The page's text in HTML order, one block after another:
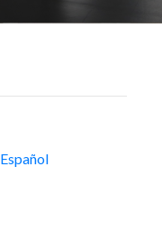
Español